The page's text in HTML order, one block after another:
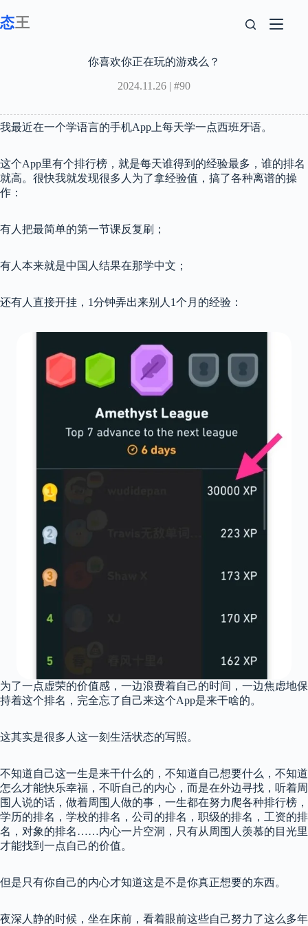
至
你喜欢你正在玩的游戏么？
2024.11.26 | #90
我最近在一个学语言的手机App上每天学一点西班牙语。
这个App里有个排行榜，就是每天谁得到的经验最多，谁的排名
就高。很快我就发现很多人为了拿经验值，搞了各种离谱的操
作：
有人把最简单的第一节课反复刷；
有人本来就是中国人结果在那学中文；
还有人直接开挂，1分钟弄出来别人1个月的经验：
为了一点虚荣的价值感，一边浪费着自己的时间，一边焦虑地保
持着这个排名，完全忘了自己来这个App是来干啥的。
这其实是很多人这一刻生活状态的写照。
不知道自己这一生是来干什么的，不知道自己想要什么，不知道
怎么才能快乐幸福，不听自己的内心，而是在外边寻找，听着周
围人说的话，做着周围人做的事，一生都在努力爬各种排行榜，
学历的排名，学校的排名，公司的排名，职级的排名，工资的排
名，对象的排名……内心一片空洞，只有从周围人羡慕的目光里
才能找到一点自己的价值。
但是只有你自己的内心才知道这是不是你真正想要的东西。
夜深人静的时候，坐在床前，看着眼前这些自己努力了这么多年